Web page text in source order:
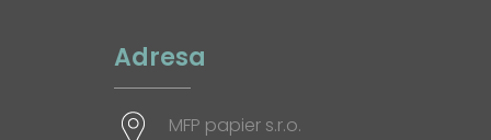
Adresa
MFP papier s.r.o.